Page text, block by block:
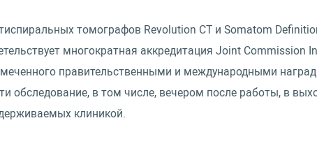
томографов Revolution CT и Somatom
многократная аккредитация Joint Commission
правительственными и международными
обследование, в том числе, вечером после работы, в
клиникой.